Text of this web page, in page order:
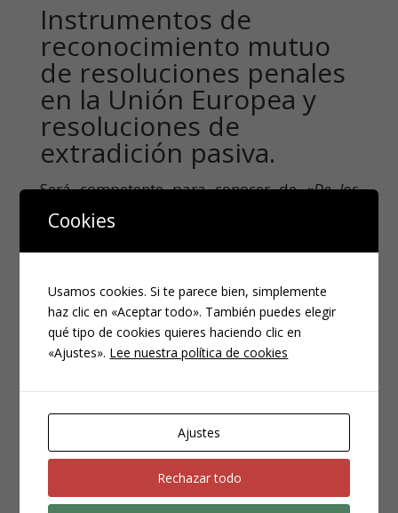
Instrumentos de
reconocimiento mutuo
de resoluciones penales
en la Unión Europea y
resoluciones de
extradición pasiva.
Será competente para conocer de «De los
recursos respecto a los instrumentos de
resolución de los procedimientos judiciales de
extradición pasiva, sea cual fuere el lugar de
residencia o en que hubiese tenido lugar la
Es decir, aquí se incluyen Órdenes Europeas
de Detención y Entrega y extradiciones
solicitadas por terceros países.
Cookies
Usamos cookies. Si te parece bien, simplemente
haz clic en «Aceptar todo». También puedes elegir
qué tipo de cookies quieres haciendo clic en
«Ajustes». Lee nuestra política de cookies
Ajustes
Rechazar todo